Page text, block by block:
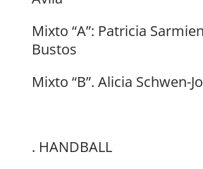
Mixto “A”: Patricia
Bustos
Mixto “B”. Alicia Schwen-
. HANDBALL